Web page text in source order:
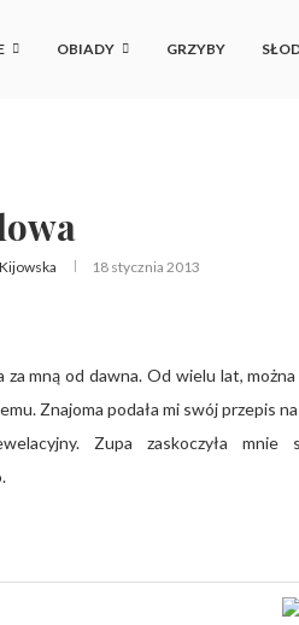
OBIADY GRZYBY
18 stycznia 2013
za mną od dawna. Od wielu lat,
Znajoma podała mi swój przepis
Zupa zaskoczyła